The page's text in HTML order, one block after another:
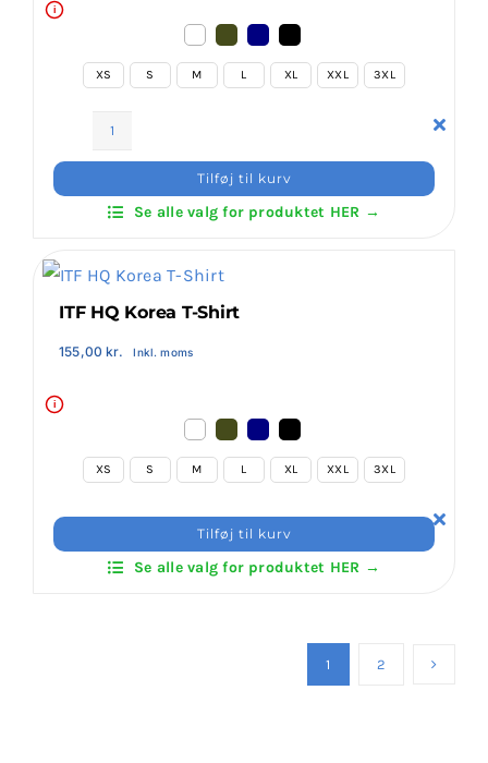
i
XS S M L XL XXL 3XL
do
T-
V1
Tilføj til kurv
Se alle valg for produktet HER →
ITF HQ Korea T-Shirt
155,00kr. Inkl. moms
i
XS S M L XL XXL 3XL
ITF
Korea
Tilføj til kurv
Se alle valg for produktet HER →
1 2